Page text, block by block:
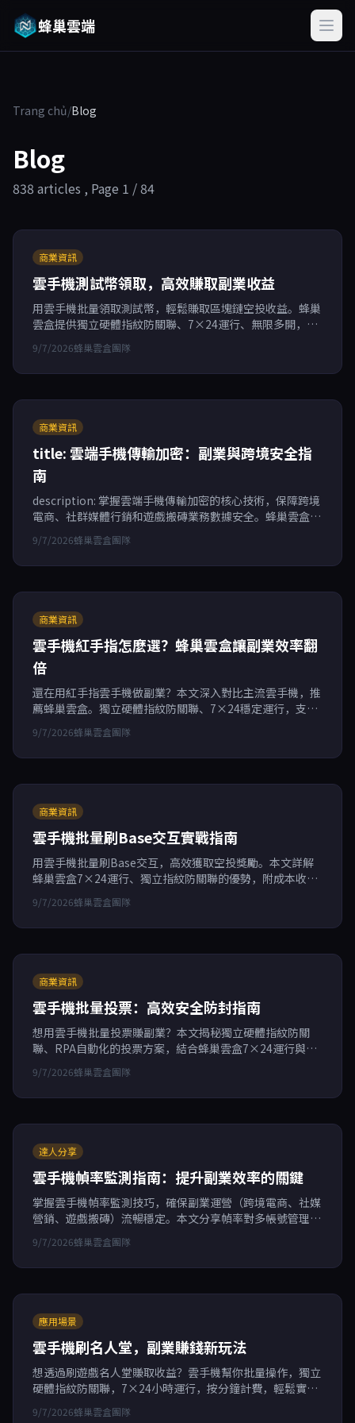
蜂巢雲端
Trang chủ/Blog
Blog
838 articles , Page 1 / 84
商業資訊
雲手機測試幣領取，高效賺取副業收益
用雲手機批量領取測試幣，輕鬆賺取區塊鏈空投收益。蜂巢
雲盒提供獨立硬體指紋防關聯、7×24運行、無限多開，支
援RPA自動化，按分鐘計費，助你高效副業。
9/7/2026蜂巢雲盒團隊
商業資訊
title: 雲端手機傳輸加密：副業與跨境安全指
南
description: 掌握雲端手機傳輸加密的核心技術，保障跨境
電商、社群媒體行銷和遊戲搬磚業務數據安全。蜂巢雲盒以
獨立硬體指紋與端到端加密，為多帳號運營提供99.95%可
用性的安全防線。
9/7/2026蜂巢雲盒團隊
商業資訊
雲手機紅手指怎麼選？蜂巢雲盒讓副業效率翻
倍
還在用紅手指雲手機做副業？本文深入對比主流雲手機，推
薦蜂巢雲盒。獨立硬體指紋防關聯、7×24穩定運行，支援
RPA自動化，按分鐘計費，成本更低。適合跨境電商、遊戲
搬磚、社媒行銷，幫助多帳號安全營運高效賺錢。
9/7/2026蜂巢雲盒團隊
商業資訊
雲手機批量刷Base交互實戰指南
用雲手機批量刷Base交互，高效獲取空投獎勵。本文詳解
蜂巢雲盒7×24運行、獨立指紋防關聯的優勢，附成本收益
測算，助你副業輕鬆增收。
9/7/2026蜂巢雲盒團隊
商業資訊
雲手機批量投票：高效安全防封指南
想用雲手機批量投票賺副業？本文揭秘獨立硬體指紋防關
聯、RPA自動化的投票方案，結合蜂巢雲盒7×24運行與按
分鐘計費，助你低成本高效操作，遠離封號風險。
9/7/2026蜂巢雲盒團隊
達人分享
雲手機幀率監測指南：提升副業效率的關鍵
掌握雲手機幀率監測技巧，確保副業運營（跨境電商、社媒
營銷、遊戲搬磚）流暢穩定。本文分享幀率對多帳號管理的
影響，並推薦蜂巢雲盒，擁有99.95%可用性及獨立硬體指
紋，助你高效操作。
9/7/2026蜂巢雲盒團隊
應用場景
雲手機刷名人堂，副業賺錢新玩法
想透過刷遊戲名人堂賺取收益？雲手機幫你批量操作，獨立
硬體指紋防關聯，7×24小時運行，按分鐘計費，輕鬆實現
多帳號自動化營運。了解蜂巢雲盒如何助力副業。
9/7/2026蜂巢雲盒團隊